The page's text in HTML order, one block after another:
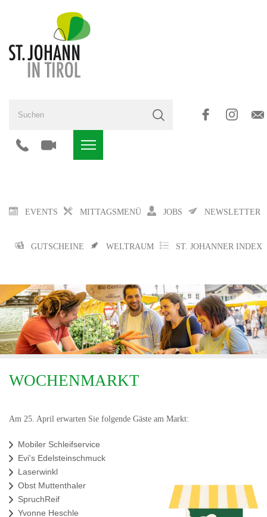
EVENTS MITTAGSMENÜ JOBS NEWSLETTER
GUTSCHEINE WELTRAUM ST. JOHANNER INDEX
WOCHENMARKT
Am 25. April erwarten Sie folgende Gäste am Markt:
Mobiler Schleifservice
Evi's Edelsteinschmuck
Laserwinkl
Obst Muttenthaler
SpruchReif
Yvonne Heschle